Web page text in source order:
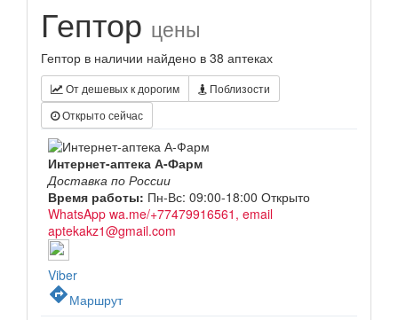
Гептор цены
Гептор в наличии найдено в 38 аптеках
От дешевых к дорогим
Поблизости
Открыто сейчас
Интернет-аптека А-Фарм
Доставка по России
Время работы: Пн-Вс: 09:00-18:00 Открыто
WhatsApp wa.me/+77479916561, email
aptekakz1@gmail.com
Viber
directionsМаршрут